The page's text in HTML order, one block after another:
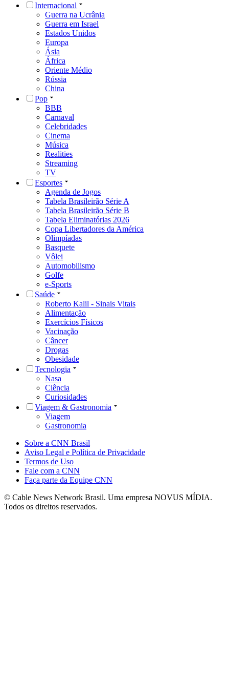
Internacional
Guerra na Ucrânia
Guerra em Israel
Estados Unidos
Europa
Ásia
África
Oriente Médio
Rússia
China
Pop
BBB
Carnaval
Celebridades
Cinema
Música
Realities
Streaming
TV
Esportes
Agenda de Jogos
Tabela Brasileirão Série A
Tabela Brasileirão Série B
Tabela Eliminatórias 2026
Copa Libertadores da América
Olimpíadas
Basquete
Vôlei
Automobilismo
Golfe
e-Sports
Saúde
Roberto Kalil - Sinais Vitais
Alimentação
Exercícios Físicos
Vacinação
Câncer
Drogas
Obesidade
Tecnologia
Nasa
Ciência
Curiosidades
Viagem & Gastronomia
Viagem
Gastronomia
Sobre a CNN Brasil
Aviso Legal e Política de Privacidade
Termos de Uso
Fale com a CNN
Faça parte da Equipe CNN
© Cable News Network Brasil. Uma empresa NOVUS MÍDIA.
Todos os direitos reservados.